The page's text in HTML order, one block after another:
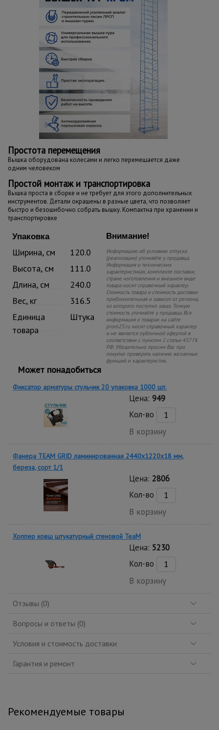
Простота перемещения
Вышка оборудована колесами и легко перемещается даже
одним человеком
Простой монтаж и транспортировка
Вышка проста в сборке и не требует для этого дополнительных
инструментов. Детали окрашены в разные цвета, что позволяет
быстро и безошибочно собрать вышку. Компактна при хранении и
транспортировке
Упаковка
Ширина, см
120.0
Высота, см
111.0
Длина, см
240.0
Вес, кг
316.5
Единица
товара
Штука
Внимание!
Информацию об условиях отпуска
(реализации) уточняйте у продавца.
Информация о технических
характеристиках, комплекте поставки,
стране изготовления и внешнем виде
товара носит справочный характер.
Стоимость товара и стоимость доставки
приблизительная и зависит от региона,
из которого поступил заказ. Точную
стоимость уточняйте у продавца. Вся
информация о товарах на сайте
prom23.ru носит справочный характер
и не является публичной офертой в
соответствии с пунктом 2 статьи 437 ГК
РФ. Убедительно просим Вас при
покупке проверять наличие желаемых
функций и характеристик.
Может понадобиться
Фиксатор арматуры стульчик 20 упаковка 1000 шт.
Цена: 949
Кол-во
В корзину
Фанера TEAM GRID ламинированная 2440х1220х18 мм,
береза, сорт 1/1
Цена: 2806
Кол-во
В корзину
Хоппер ковш штукатурный стеновой TeaM
Цена: 5230
Кол-во
В корзину
Отзывы (0)
Вопросы и ответы (0)
Условия и стоимость доставки
Гарантия и ремонт
Рекомендуемые товары